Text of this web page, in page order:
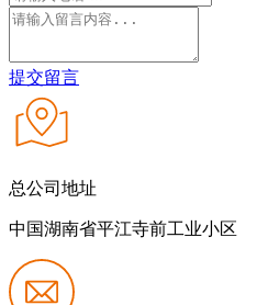
提交留言
总公司地址
中国湖南省平江寺前工业小区